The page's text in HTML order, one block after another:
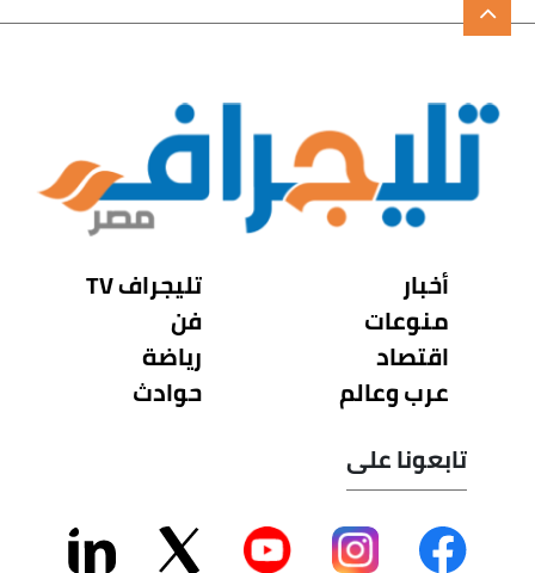
أخبار
منوعات
اقتصاد
عرب وعالم
تليجراف TV
فن
رياضة
حوادث
تابعونا على